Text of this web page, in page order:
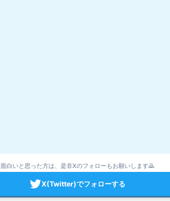
面白いと思った方は、是非Xのフォローもお願いします🙇
X(Twitter)でフォローする